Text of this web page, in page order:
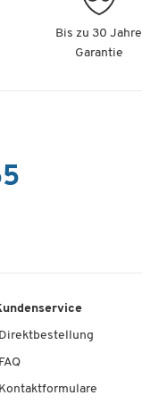
Bis zu 30 Jahre
Garantie
Direktbestellung
FAQ
Kontaktformulare